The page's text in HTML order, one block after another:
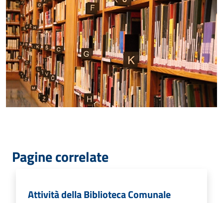
Pagine correlate
Attività della Biblioteca Comunale